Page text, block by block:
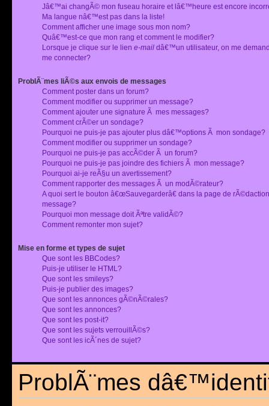
Jâ€™ai changÃ© mon fuseau horaire et lâ€™heure est encore
Ma langue nâ€™est pas dans la liste!
Comment afficher une image sous mon nom?
Quâ€™est-ce que mon rang et comment le modifier?
Lorsque je clique sur le lien e-mail dâ€™un utilisateur, on me
me connecter?
ProblÃ¨mes liÃ©s aux envois de messages
Comment poster dans un forum?
Comment modifier ou supprimer un message?
Comment ajouter une signature Ã mes messages?
Comment crÃ©er un sondage?
Pourquoi ne puis-je pas ajouter plus dâ€™options Ã mon sondage?
Comment modifier ou supprimer un sondage?
Pourquoi ne puis-je pas accÃ©der Ã un forum?
Pourquoi ne puis-je pas joindre des fichiers Ã mon message?
Pourquoi ai-je reÃ§u un avertissement?
Comment rapporter des messages Ã un modÃ©rateur?
A quoi sert le bouton â€œSauvegarderâ€ dans la page de
message?
Pourquoi mon message doit Ãªtre validÃ©?
Comment remonter mon sujet?
Mise en forme et types de sujet
Que sont les BBCodes?
Puis-je utiliser le HTML?
Que sont les smileys?
Puis-je publier des images?
Que sont les annonces gÃ©nÃ©rales?
Que sont les annonces?
Que sont les post-it?
Que sont les sujets verrouillÃ©s?
Que sont les icÃ´nes de sujet?
ProblÃ¨mes